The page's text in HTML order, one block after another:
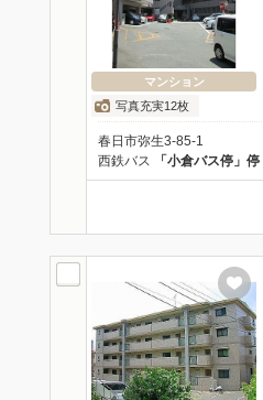
マンション
写真充実12枚
春日市弥生3-85-1
西鉄バス 「小倉バス停」停